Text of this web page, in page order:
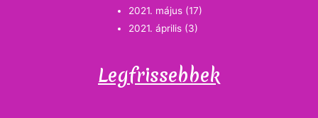
2021. május (17)
2021. április (3)
Legfrissebbek